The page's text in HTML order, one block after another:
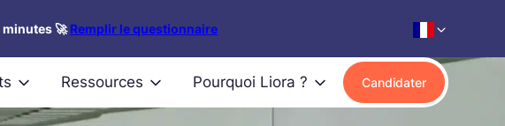
🚀Remplir le questionnaire
Ressources Pourquoi Liora ? Candidater